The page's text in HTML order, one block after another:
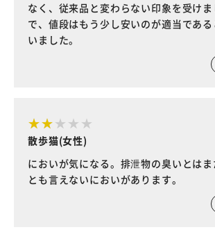
なく、従来品と変わらない印象を受け
で、値段はもう少し安いのが適当であ
いました。
散歩猫(女性)
においが気になる。排泄物の臭いとは
とも言えないにおいがあります。